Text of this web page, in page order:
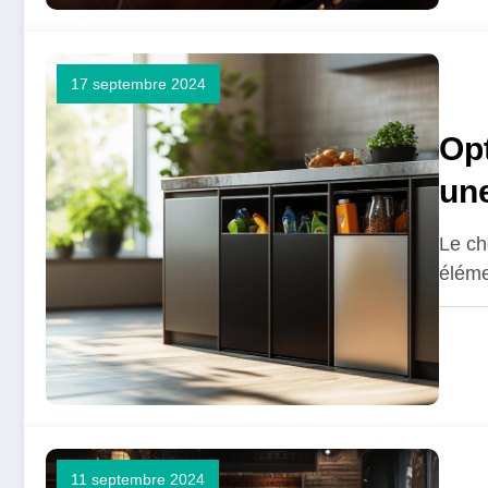
17 septembre 2024
Le
11 septembre 2024